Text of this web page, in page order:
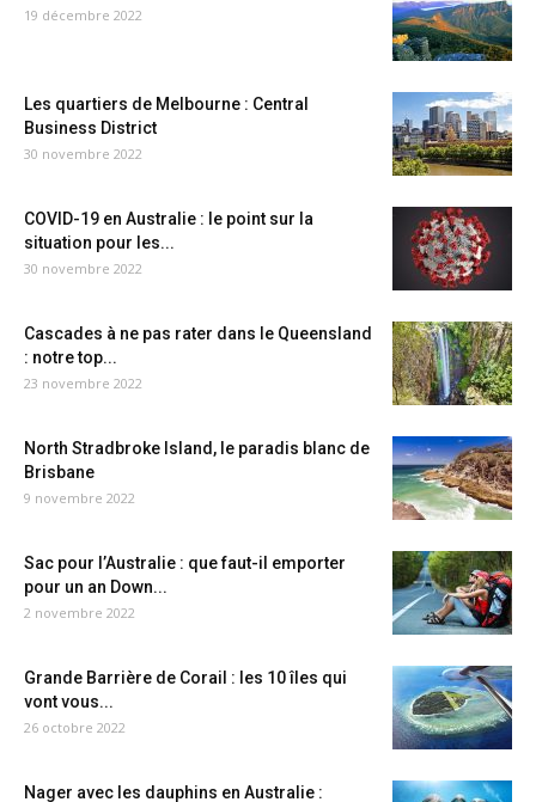
19 décembre 2022
Les quartiers de Melbourne : Central
Business District
30 novembre 2022
COVID-19 en Australie : le point sur la
situation pour les...
30 novembre 2022
Cascades à ne pas rater dans le Queensland
: notre top...
23 novembre 2022
North Stradbroke Island, le paradis blanc de
Brisbane
9 novembre 2022
Sac pour l’Australie : que faut-il emporter
pour un an Down...
2 novembre 2022
Grande Barrière de Corail : les 10 îles qui
vont vous...
26 octobre 2022
Nager avec les dauphins en Australie :